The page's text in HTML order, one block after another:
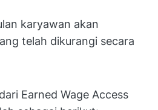
karyawan akan
telah dikurangi secara
Earned Wage Access